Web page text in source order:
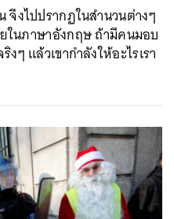
จึงไปปรากฏในสำนวนต่างๆ
ในภาษาอังกฤษ ถ้ามีคนมอบ
ๆ แล้วเขากำลังให้อะไรเรา